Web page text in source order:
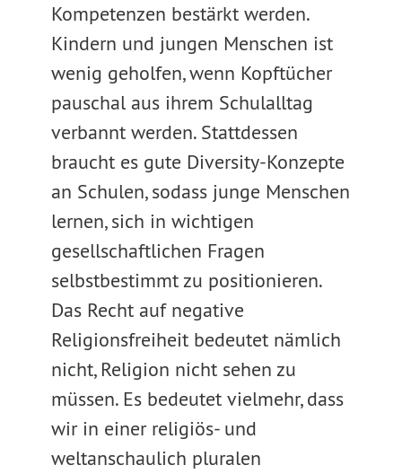
Kompetenzen bestärkt werden.
Kindern und jungen Menschen ist
wenig geholfen, wenn Kopftücher
pauschal aus ihrem Schulalltag
verbannt werden. Stattdessen
braucht es gute Diversity-Konzepte
an Schulen, sodass junge Menschen
lernen, sich in wichtigen
gesellschaftlichen Fragen
selbstbestimmt zu positionieren.
Das Recht auf negative
Religionsfreiheit bedeutet nämlich
nicht, Religion nicht sehen zu
müssen. Es bedeutet vielmehr, dass
wir in einer religiös- und
weltanschaulich pluralen